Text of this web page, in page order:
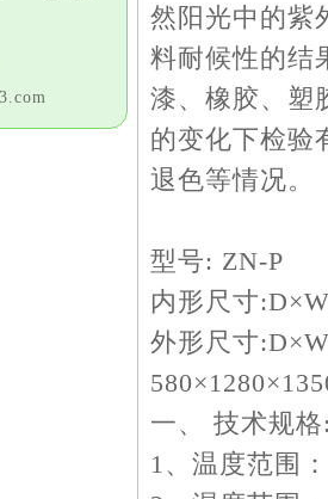
然阳光中的紫
料耐候性的结
漆、橡胶、塑
的变化下检验
退色等情况。
型号: ZN-P
内形尺寸
外形尺寸
一、 技术规
1、温度范围